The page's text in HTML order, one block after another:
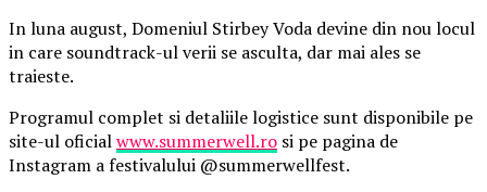
In luna august, Domeniul Stirbey Voda devine din nou locul
in care soundtrack-ul verii se asculta, dar mai ales se
traieste.
Programul complet si detaliile logistice sunt disponibile pe
site-ul oficialwww.summerwell.ro si pe pagina de
Instagram a festivalului @summerwellfest.